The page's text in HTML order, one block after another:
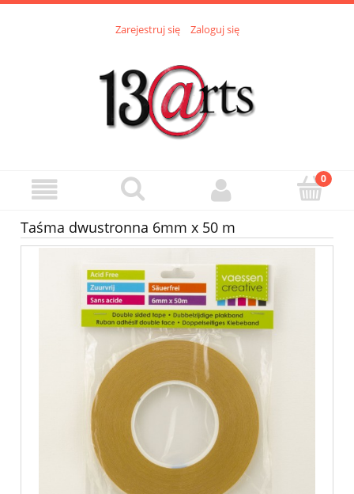
Zarejestruj się Zaloguj się
Taśma dwustronna 6mm x 50 m